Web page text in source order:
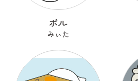
ポル
みぃた